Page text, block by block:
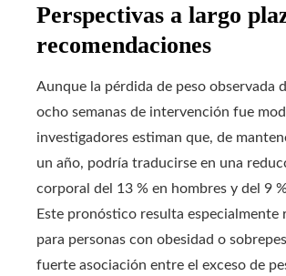
Perspectivas a largo
recomendaciones
Aunque la pérdida de peso observada
ocho semanas de intervención fue
investigadores estiman que, de
un año, podría traducirse en una
corporal del 13 % en hombres y del 9
Este pronóstico resulta especialmente
para personas con obesidad o
fuerte asociación entre el exceso de